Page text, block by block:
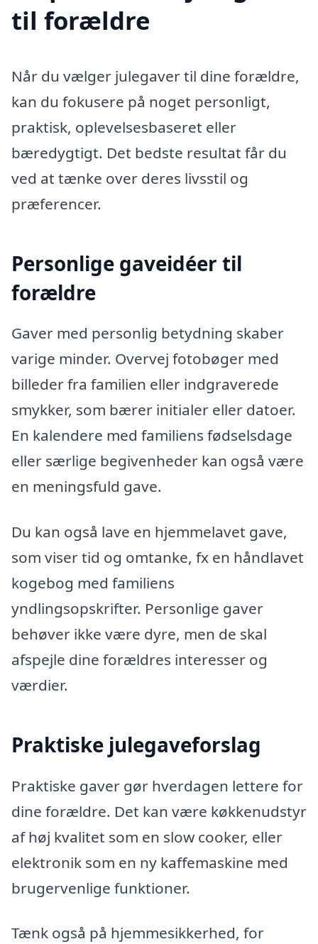
til forældre
Når du vælger julegaver til dine forældre,
kan du fokusere på noget personligt,
praktisk, oplevelsesbaseret eller
bæredygtigt. Det bedste resultat får du
ved at tænke over deres livsstil og
præferencer.
Personlige gaveidéer til
forældre
Gaver med personlig betydning skaber
varige minder. Overvej fotobøger med
billeder fra familien eller indgraverede
smykker, som bærer initialer eller datoer.
En kalendere med familiens fødselsdage
eller særlige begivenheder kan også være
en meningsfuld gave.
Du kan også lave en hjemmelavet gave,
som viser tid og omtanke, fx en håndlavet
kogebog med familiens
yndlingsopskrifter. Personlige gaver
behøver ikke være dyre, men de skal
afspejle dine forældres interesser og
værdier.
Praktiske julegaveforslag
Praktiske gaver gør hverdagen lettere for
dine forældre. Det kan være køkkenudstyr
af høj kvalitet som en slow cooker, eller
elektronik som en ny kaffemaskine med
brugervenlige funktioner.
Tænk også på hjemmesikkerhed, for